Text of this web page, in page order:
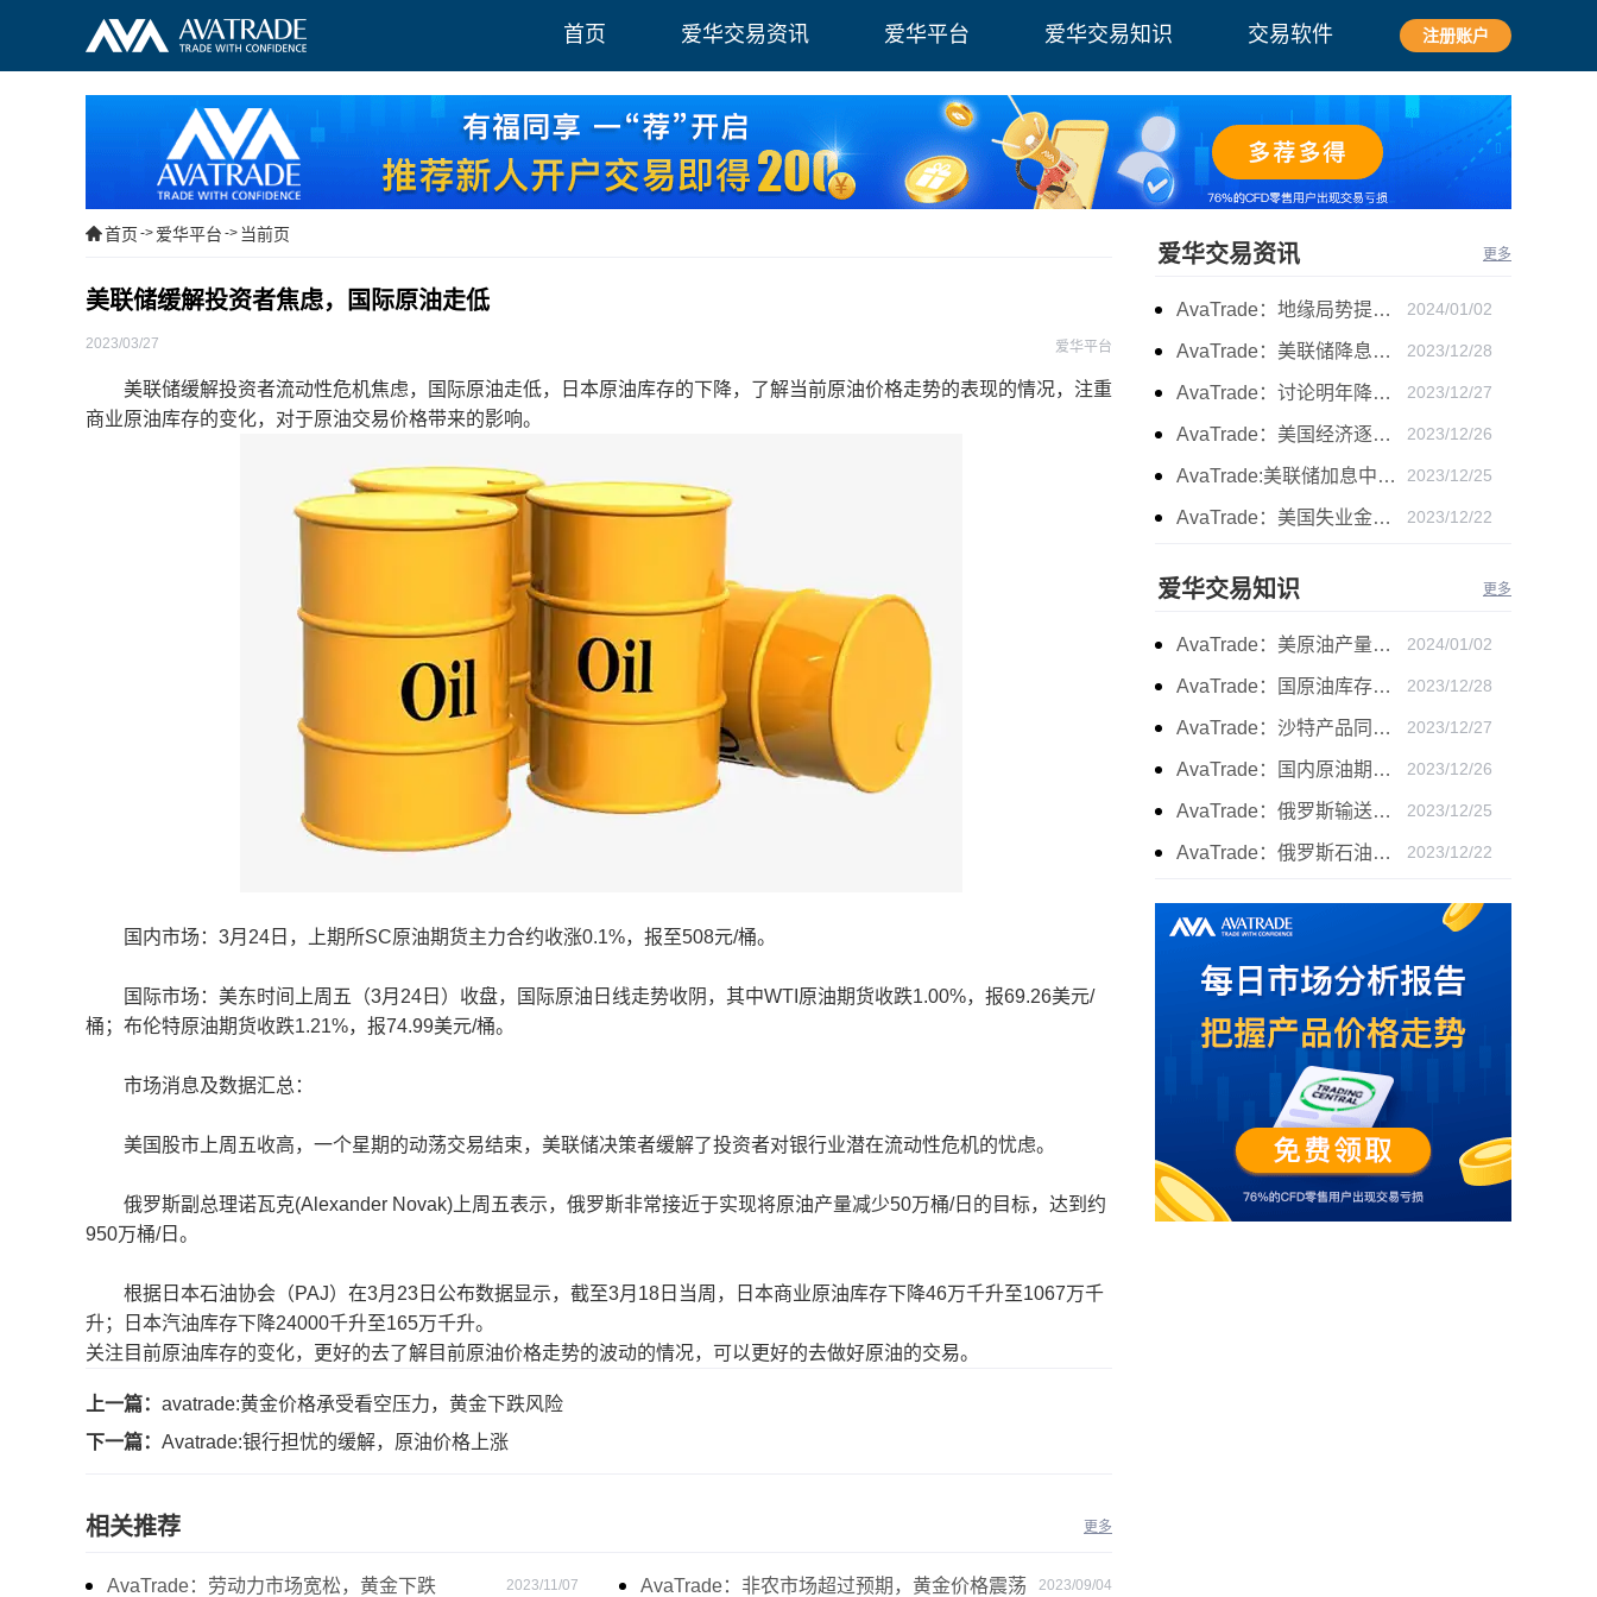
首页 爱华交易资讯 爱华平台 爱华交易知识 交易软件 注册账户
首页 -> 爱华平台 -> 当前页
美联储缓解投资者焦虑，国际原油走低
2023/03/27 爱华平台
美联储缓解投资者流动性危机焦虑，国际原油走低，日本原油库存的下降，了解当前原油价格走势的表现的情况，注重
商业原油库存的变化，对于原油交易价格带来的影响。
国内市场：3月24日，上期所SC原油期货主力合约收涨0.1%，报至508元/桶。
国际市场：美东时间上周五（3月24日）收盘，国际原油日线走势收阴，其中WTI原油期货收跌1.00%，报69.26美元/
桶；布伦特原油期货收跌1.21%，报74.99美元/桶。
市场消息及数据汇总：
美国股市上周五收高，一个星期的动荡交易结束，美联储决策者缓解了投资者对银行业潜在流动性危机的忧虑。
俄罗斯副总理诺瓦克(Alexander Novak)上周五表示，俄罗斯非常接近于实现将原油产量减少50万桶/日的目标，达到约
950万桶/日。
根据日本石油协会（PAJ）在3月23日公布数据显示，截至3月18日当周，日本商业原油库存下降46万千升至1067万千
升；日本汽油库存下降24000千升至165万千升。
关注目前原油库存的变化，更好的去了解目前原油价格走势的波动的情况，可以更好的去做好原油的交易。
上一篇： avatrade:黄金价格承受看空压力，黄金下跌风险
下一篇： Avatrade:银行担忧的缓解，原油价格上涨
相关推荐 更多
AvaTrade：劳动力市场宽松，黄金下跌 2023/11/07 AvaTrade：非农市场超过预期，黄金价格震荡 2023/09/04
爱华交易资讯 更多
AvaTrade：地缘局势提供避险支撑，现货黄金持续看涨 2024/01/02
AvaTrade：美联储降息叠加美元走软，黄金维持震荡 2023/12/28
AvaTrade：讨论明年降息可能性，鲍威尔言论影响黄金 2023/12/27
AvaTrade：美国经济逐步放缓，现货黄金上涨 2023/12/26
AvaTrade:美联储加息中，黄金强势拉升震荡 2023/12/25
AvaTrade：美国失业金人数的表现，现货黄金持续高位震荡 2023/12/22
爱华交易知识 更多
AvaTrade：美原油产量下降，原油期货价格下跌 2024/01/02
AvaTrade：国原油库存的增加，原油期货开盘价格上涨 2023/12/28
AvaTrade：沙特产品同比下降，国际油价收涨 2023/12/27
AvaTrade：国内原油期货开盘上涨，布伦特原油上涨 2023/12/26
AvaTrade：俄罗斯输送石油，原油期货主力合约价格下跌 2023/12/25
AvaTrade：俄罗斯石油出口增长，原油收跌 2023/12/22